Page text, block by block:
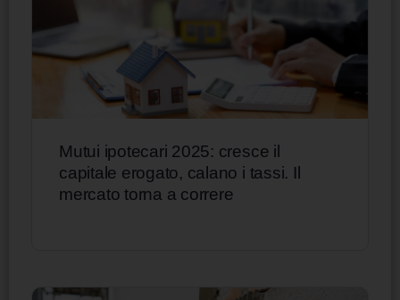
Mutui ipotecari 2025: cresce il
capitale erogato, calano i tassi. Il
mercato torna a correre